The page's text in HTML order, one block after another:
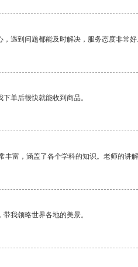
遇到问题都能及时解决，服务态度非常好
单后很快就能收到商品。
丰富，涵盖了各个学科的知识。老师的讲
我领略世界各地的美景。